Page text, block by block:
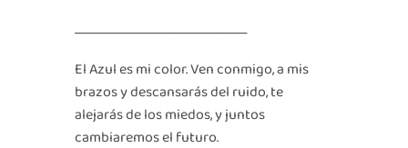
El Azul es mi color. Ven conmigo, a mis
brazos y descansarás del ruido, te
alejarás de los miedos, y juntos
cambiaremos el futuro.